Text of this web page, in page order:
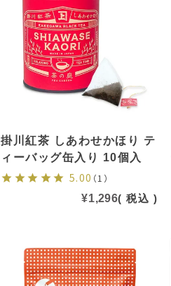
掛川紅茶 しあわせかほり テ
ィーバッグ缶入り 10個入
5.00 （1）
¥1,296 税込